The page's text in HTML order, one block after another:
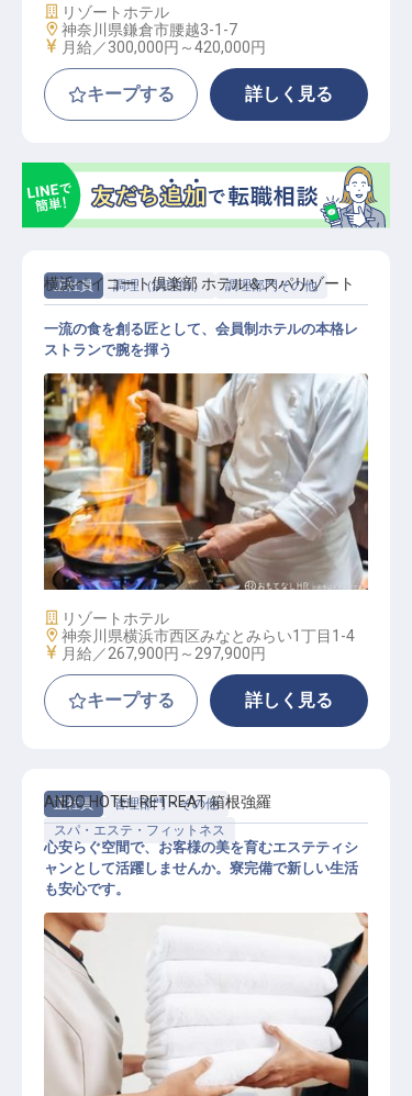
施設業態
リゾートホテル
勤務地
神奈川県鎌倉市腰越3-1-7
給与
月給／300,000円～420,000円
キープする 詳しく見る
正社員 調理（調理師） 調理部門その他
調理職
横浜ベイコート倶楽部 ホテル＆スパリゾート
一流の食を創る匠として、会員制ホテルの本格レ
ストランで腕を揮う
施設業態
リゾートホテル
勤務地
神奈川県横浜市西区みなとみらい1丁目1-4
給与
月給／267,900円～ 297,900円
キープする 詳しく見る
正社員
管理部門・その他
スパ・エステ・フィットネス
エステティシャン
ANDO HOTEL RETREAT 箱根強羅
心安らぐ空間で、お客様の美を育むエステティシ
ャンとして活躍しませんか。寮完備で新しい生活
も安心です。